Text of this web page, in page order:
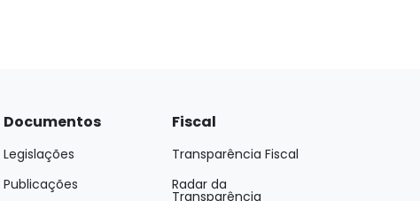
Documentos
Legislações
Publicações
Fiscal
Transparência Fiscal
Radar da
Transparência